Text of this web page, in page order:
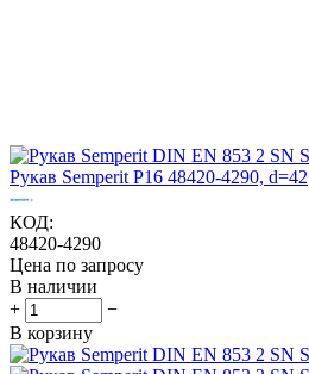
Рукав Semperit P16 48420-4290, d=42
КОД:
48420-4290
Цена по запросу
В наличии
+
−
В корзину